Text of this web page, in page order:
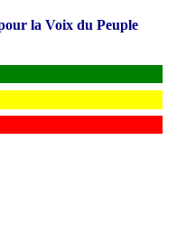
la Voix du Peuple